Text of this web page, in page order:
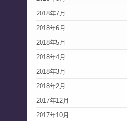
2018年7月
2018年6月
2018年5月
2018年4月
2018年3月
2018年2月
2017年12月
2017年10月